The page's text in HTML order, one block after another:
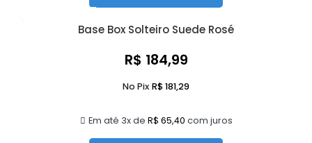
Base Box Solteiro Suede Rosé
R$ 184,99
Em até 3x de R$ 65,40 com juros
No Pix R$181,29